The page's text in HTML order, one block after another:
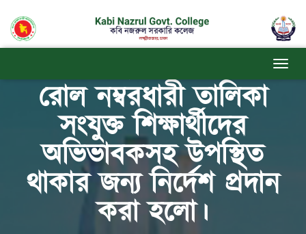
একাদশ শ্রেণির শিক্ষার্থীদের
রোল নম্বরধারী তালিকা
সংযুক্ত শিক্ষার্থীদের
অভিভাবকসহ উপস্থিত
থাকার জন্য নির্দেশ প্রদান
করা হলো।